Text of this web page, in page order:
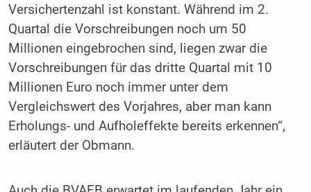
Versichertenzahl ist konstant. Während im 2.
Quartal die Vorschreibungen noch um 50
Millionen eingebrochen sind, liegen zwar die
Vorschreibungen für das dritte Quartal mit 10
Millionen Euro noch immer unter dem
Vergleichswert des Vorjahres, aber man kann
Erholungs- und Aufholeffekte bereits erkennen“,
erläutert der Obmann.